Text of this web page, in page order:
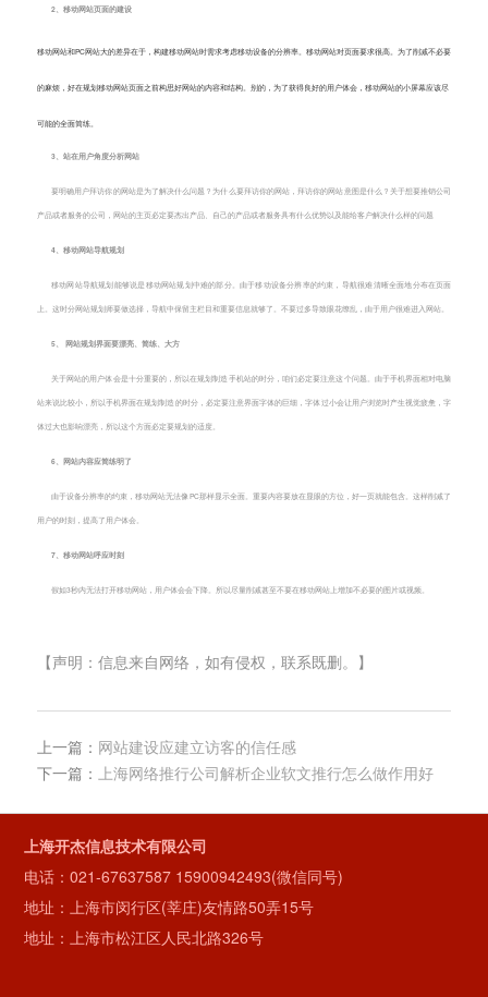
2、移动网站页面的建设
移动网站和PC网站大的差异在于，构建移动网站时需求考虑移动设备的分辨率。移动网站对页面要求很高。为了削减不必要
的麻烦，好在规划移动网站页面之前构思好网站的内容和结构。别的，为了获得良好的用户体会，移动网站的小屏幕应该尽
可能的全面简练。
3、站在用户角度分析网站
要明确用户拜访你的网站是为了解决什么问题？为什么要拜访你的网站，拜访你的网站意图是什么？关于想要推销公司
产品或者服务的公司，网站的主页必定要杰出产品、自己的产品或者服务具有什么优势以及能给客户解决什么样的问题
4、移动网站导航规划
移动网站导航规划能够说是移动网站规划中难的部分。由于移动设备分辨率的约束，导航很难清晰全面地分布在页面
上。这时分网站规划师要做选择，导航中保留主栏目和重要信息就够了。不要过多导致眼花缭乱，由于用户很难进入网站。
5、 网站规划界面要漂亮、简练、大方
关于网站的用户体会是十分重要的，所以在规划制造手机站的时分，咱们必定要注意这个问题。由于手机界面相对电脑
站来说比较小，所以手机界面在规划制造的时分，必定要注意界面字体的巨细，字体过小会让用户浏览时产生视觉疲惫，字
体过大也影响漂亮，所以这个方面必定要规划的适度。
6、网站内容应简练明了
由于设备分辨率的约束，移动网站无法像PC那样显示全面。重要内容要放在显眼的方位，好一页就能包含。这样削减了
用户的时刻，提高了用户体会。
7、移动网站呼应时刻
假如3秒内无法打开移动网站，用户体会会下降。所以尽量削减甚至不要在移动网站上增加不必要的图片或视频。
【声明：信息来自网络，如有侵权，联系既删。】
上一篇： 网站建设应建立访客的信任感
下一篇： 上海网络推行公司解析企业软文推行怎么做作用好
上海开杰信息技术有限公司
电话：021-67637587 15900942493(微信同号)
地址：上海市闵行区(莘庄)友情路50弄15号
地址：上海市松江区人民北路326号